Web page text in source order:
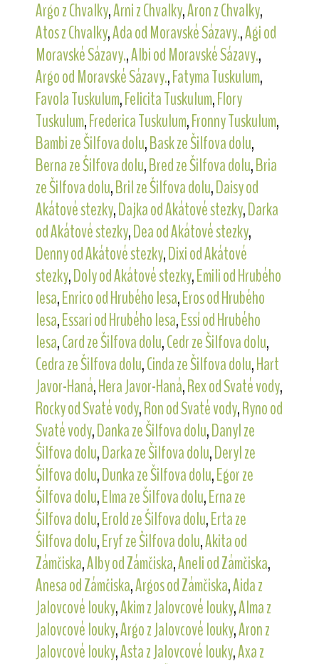
Argo z Chvalky,Arni z Chvalky,Aron z Chvalky,
Atos z Chvalky,Ada od Moravské Sázavy.,Agi od
Moravské Sázavy.,Albi od Moravské Sázavy.,
Argo od Moravské Sázavy.,Fatyma Tuskulum,
Favola Tuskulum,Felicita Tuskulum,Flory
Tuskulum,Frederica Tuskulum,Fronny Tuskulum,
Bambi ze Šilfova dolu,Bask ze Šilfova dolu,
Berna ze Šilfova dolu,Bred ze Šilfova dolu,Bria
ze Šilfova dolu,Bril ze Šilfova dolu,Daisy od
Akátové stezky,Dajka od Akátové stezky,Darka
od Akátové stezky,Dea od Akátové stezky,
Denny od Akátové stezky,Dixi od Akátové
stezky,Doly od Akátové stezky,Emili od Hrubého
lesa,Enrico od Hrubého lesa,Eros od Hrubého
lesa,Essari od Hrubého lesa,Essí od Hrubého
lesa,Card ze Šilfova dolu,Cedr ze Šilfova dolu,
Cedra ze Šilfova dolu,Cinda ze Šilfova dolu,Hart
Javor-Haná,Hera Javor-Haná,Rex od Svaté vody,
Rocky od Svaté vody,Ron od Svaté vody,Ryno od
Svaté vody,Danka ze Šilfova dolu,Danyl ze
Šilfova dolu,Darka ze Šilfova dolu,Deryl ze
Šilfova dolu,Dunka ze Šilfova dolu,Egor ze
Šilfova dolu,Elma ze Šilfova dolu,Erna ze
Šilfova dolu,Erold ze Šilfova dolu,Erta ze
Šilfova dolu,Eryf ze Šilfova dolu,Akita od
Zámčiska,Alby od Zámčiska,Aneli od Zámčiska,
Anesa od Zámčiska,Argos od Zámčiska,Aida z
Jalovcové louky,Akim z Jalovcové louky,Alma z
Jalovcové louky,Argo z Jalovcové louky,Aron z
Jalovcové louky,Asta z Jalovcové louky,Axa z